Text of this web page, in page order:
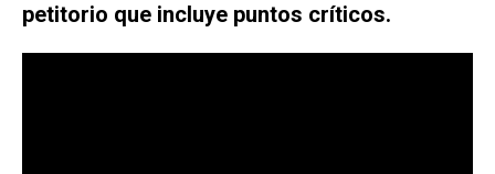
petitorio que incluye puntos críticos.